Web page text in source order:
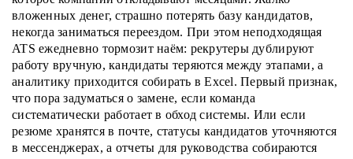
вложенных денег, страшно потерять базу кандидатов,
некогда заниматься переездом. При этом неподходящая
ATS ежедневно тормозит наём: рекрутеры дублируют
работу вручную, кандидаты теряются между этапами, а
аналитику приходится собирать в Excel. Первый признак,
что пора задуматься о замене, если команда
систематически работает в обход системы. Или если
резюме хранятся в почте, статусы кандидатов уточняются
в мессенджерах, а отчеты для руководства собираются